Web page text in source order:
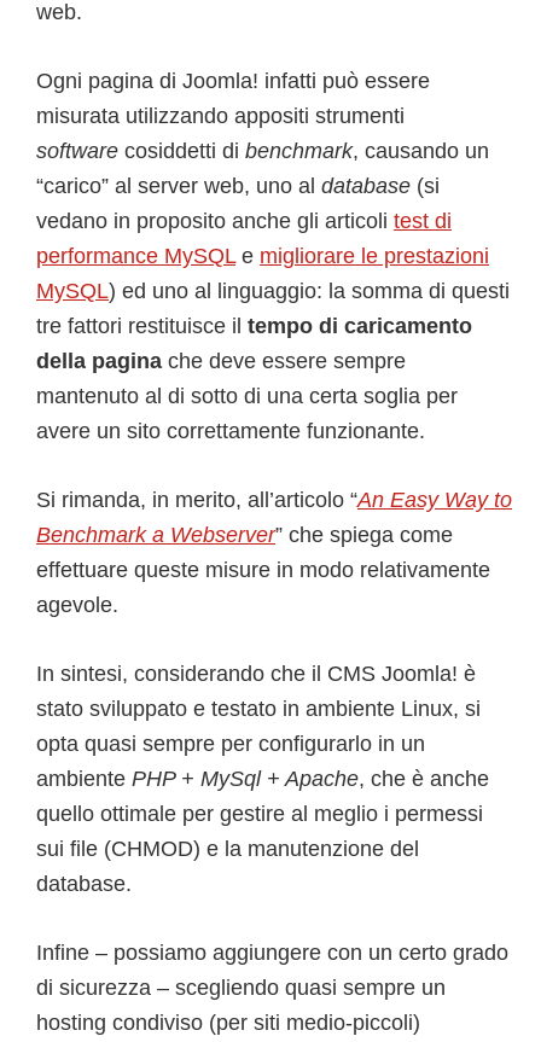
web.
Ogni pagina di Joomla! infatti può essere
misurata utilizzando appositi strumenti
software cosiddetti di benchmark, causando un
“carico” al server web, uno al database (si
vedano in proposito anche gli articoli test di
performance MySQLe migliorare le prestazioni
MySQL) ed uno al linguaggio: la somma di questi
tre fattori restituisce il tempo di caricamento
della pagina che deve essere sempre
mantenuto al di sotto di una certa soglia per
avere un sito correttamente funzionante.
Si rimanda, in merito, all’articolo “An Easy Way to
Benchmark a Webserver” che spiega come
effettuare queste misure in modo relativamente
agevole.
In sintesi, considerando che il CMS Joomla! è
stato sviluppato e testato in ambiente Linux, si
opta quasi sempre per configurarlo in un
ambiente PHP + MySql + Apache, che è anche
quello ottimale per gestire al meglio i permessi
sui file (CHMOD) e la manutenzione del
database.
Infine – possiamo aggiungere con un certo grado
di sicurezza – scegliendo quasi sempre un
hosting condiviso (per siti medio-piccoli)